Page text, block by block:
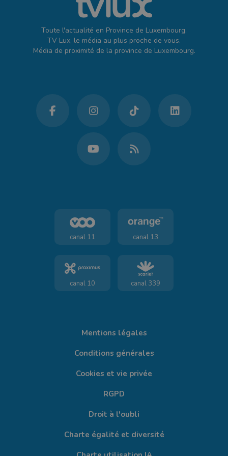
Toute l'actualité en Province de Luxembourg.
TV Lux, le média au plus proche de vous.
Média de proximité de la province de Luxembourg.
canal 11 canal 13
canal 10 canal 339
Mentions légales
Conditions générales
Cookies et vie privée
RGPD
Droit à l'oubli
Charte égalité et diversité